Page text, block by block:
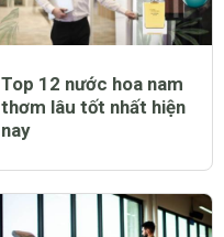
Top 12 nước hoa nam
thơm lâu tốt nhất hiện
nay